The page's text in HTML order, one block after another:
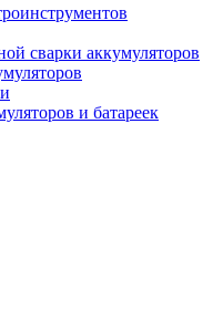
сварки аккумуляторов
и батареек